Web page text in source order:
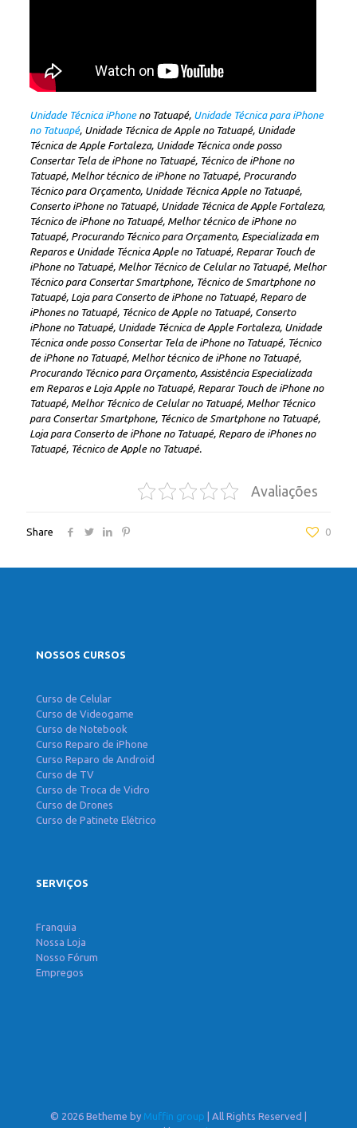
Unidade Técnica iPhoneno Tatuapé, Unidade Técnica para iPhone
no Tatuapé, Unidade Técnica de Apple no Tatuapé, Unidade
Técnica de Apple Fortaleza, Unidade Técnica onde posso
Consertar Tela de iPhone no Tatuapé, Técnico de iPhone no
Tatuapé, Melhor técnico de iPhone no Tatuapé, Procurando
Técnico para Orçamento, Unidade Técnica Apple no Tatuapé,
Conserto iPhone no Tatuapé, Unidade Técnica de Apple Fortaleza,
Técnico de iPhone no Tatuapé, Melhor técnico de iPhone no
Tatuapé, Procurando Técnico para Orçamento, Especializada em
Reparos e Unidade Técnica Apple no Tatuapé, Reparar Touch de
iPhone no Tatuapé, Melhor Técnico de Celular no Tatuapé, Melhor
Técnico para Consertar Smartphone, Técnico de Smartphone no
Tatuapé, Loja para Conserto de iPhone no Tatuapé, Reparo de
iPhones no Tatuapé, Técnico de Apple no Tatuapé, Conserto
iPhone no Tatuapé, Unidade Técnica de Apple Fortaleza, Unidade
Técnica onde posso Consertar Tela de iPhone no Tatuapé, Técnico
de iPhone no Tatuapé, Melhor técnico de iPhone no Tatuapé,
Procurando Técnico para Orçamento, Assistência Especializada
em Reparos e Loja Apple no Tatuapé, Reparar Touch de iPhone no
Tatuapé, Melhor Técnico de Celular no Tatuapé, Melhor Técnico
para Consertar Smartphone, Técnico de Smartphone no Tatuapé,
Loja para Conserto de iPhone no Tatuapé, Reparo de iPhones no
Tatuapé, Técnico de Apple no Tatuapé.
Avaliações
Share 0
NOSSOS CURSOS
Curso de Celular
Curso de Videogame
Curso de Notebook
Curso Reparo de iPhone
Curso Reparo de Android
Curso de TV
Curso de Troca de Vidro
Curso de Drones
Curso de Patinete Elétrico
SERVIÇOS
Franquia
Nossa Loja
Nosso Fórum
Empregos
© 2026 Betheme by Muffin group | All Rights Reserved |